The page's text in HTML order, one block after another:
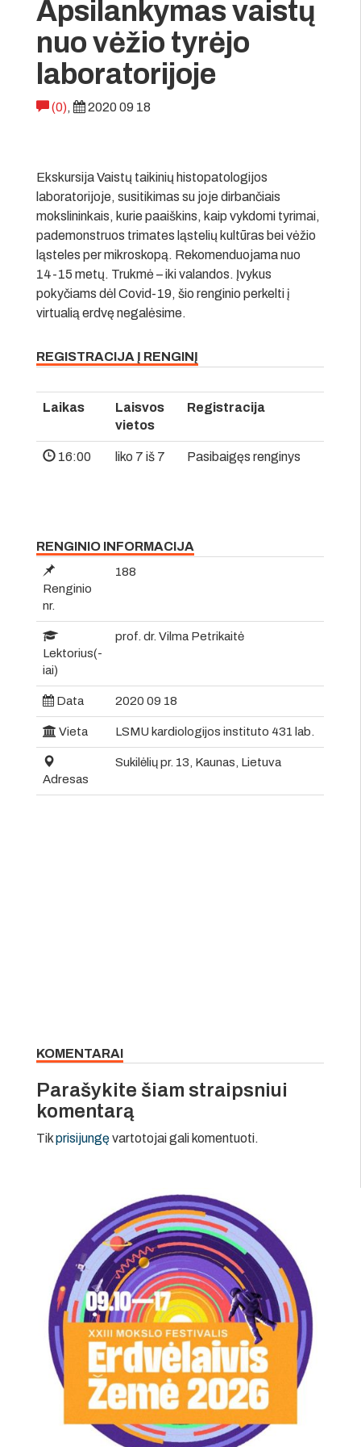
Apsilankymas vaistų
nuo vėžio tyrėjo
laboratorijoje
(0), 2020 09 18
Ekskursija Vaistų taikinių histopatologijos
laboratorijoje, susitikimas su joje dirbančiais
mokslininkais, kurie paaiškins, kaip vykdomi tyrimai,
pademonstruos trimates ląstelių kultūras bei vėžio
ląsteles per mikroskopą. Rekomenduojama nuo
14-15 metų. Trukmė – iki valandos. Įvykus
pokyčiams dėl Covid-19, šio renginio perkelti į
virtualią erdvę negalėsime.
REGISTRACIJA Į RENGINĮ
Laikas
Laisvos
vietos
Registracija
16:00 liko 7 iš 7 Pasibaigęs renginys
RENGINIO INFORMACIJA
Renginio
nr.
188
Lektorius(-
iai)
prof. dr. Vilma Petrikaitė
Data 2020 09 18
Vieta LSMU kardiologijos instituto 431 lab.
Adresas
Sukilėlių pr. 13, Kaunas, Lietuva
KOMENTARAI
Parašykite šiam straipsniui
komentarą
Tikprisijungęvartotojai gali komentuoti.